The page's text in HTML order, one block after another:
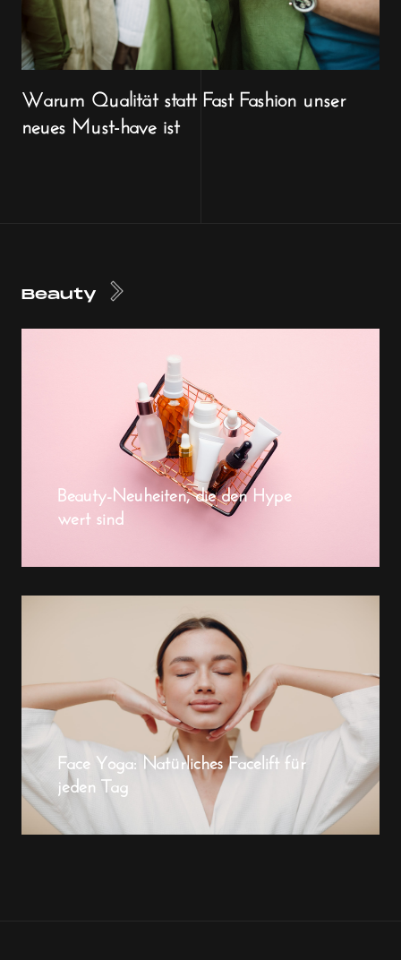
Warum Qualität statt Fast Fashion unser
neues Must-have ist
Beauty
Beauty-Neuheiten, die den Hype
wert sind
Face Yoga: Natürliches Facelift für
jeden Tag